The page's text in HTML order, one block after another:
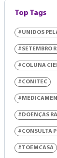
Top Tags
#UNIDOS
#SETEMBRO
#COLUNA
#CONITEC
#DOENÇAS
#CONSULTA
#TOEMCASA